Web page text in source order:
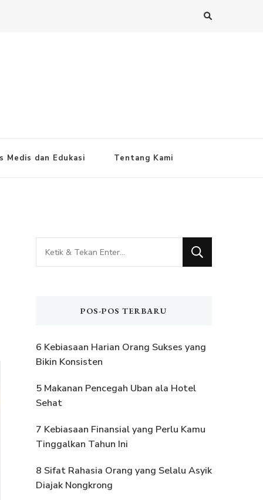
Medis dan Edukasi Tentang Kami
Mencari
Sesuatu?
POS-POS TERBARU
6 Kebiasaan Harian Orang Sukses yang
Bikin Konsisten
5 Makanan Pencegah Uban ala Hotel
Sehat
7 Kebiasaan Finansial yang Perlu Kamu
Tinggalkan Tahun Ini
8 Sifat Rahasia Orang yang Selalu Asyik
Diajak Nongkrong